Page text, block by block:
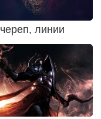
череп, линии